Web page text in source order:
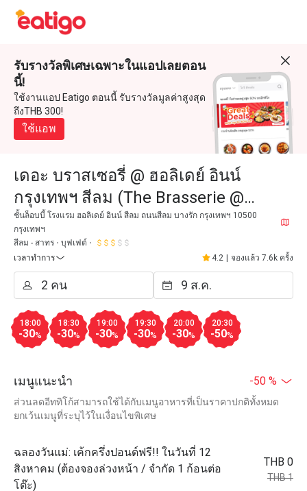
รับรางวัลพิเศษเฉพาะในแอปเลยตอน
นี้!
ใช้งานแอป Eatigo ตอนนี้ รับรางวัลมูลค่าสูงสุด
ถึงTHB 300!
ใช้แอพ
เดอะ บราสเซอรี่ @ ฮอลิเดย์ อินน์
กรุงเทพฯ สีลม (The Brasserie @
Holiday Inn Bangkok Silom)
ชั้นล็อบบี้ โรงแรม ฮอลิเดย์ อินน์ สีลม ถนนสีลม บางรัก กรุงเทพฯ 10500
กรุงเทพฯ
สีลม - สาทร
บุฟเฟต์
เวลาทำการ
4.2 จองแล้ว 7.6k ครั้ง
18:00
-30%
18:30
-30%
19:00
-30%
19:30
-30%
20:00
-30%
20:30
-50%
เมนูแนะนำ -50 %
ส่วนลดอีททิโก้สามารถใช้ได้กับเมนูอาหารที่เป็นราคาปกติทั้งหมด
ยกเว้นเมนูที่ระบุไว้ในเงื่อนไขพิเศษ
ฉลองวันแม่: เค้กครึ่งปอนด์ฟรี!! ในวันที่ 12
สิงหาคม (ต้องจองล่วงหน้า / จำกัด 1 ก้อนต่อ
โต๊ะ)
THB 0
THB 1